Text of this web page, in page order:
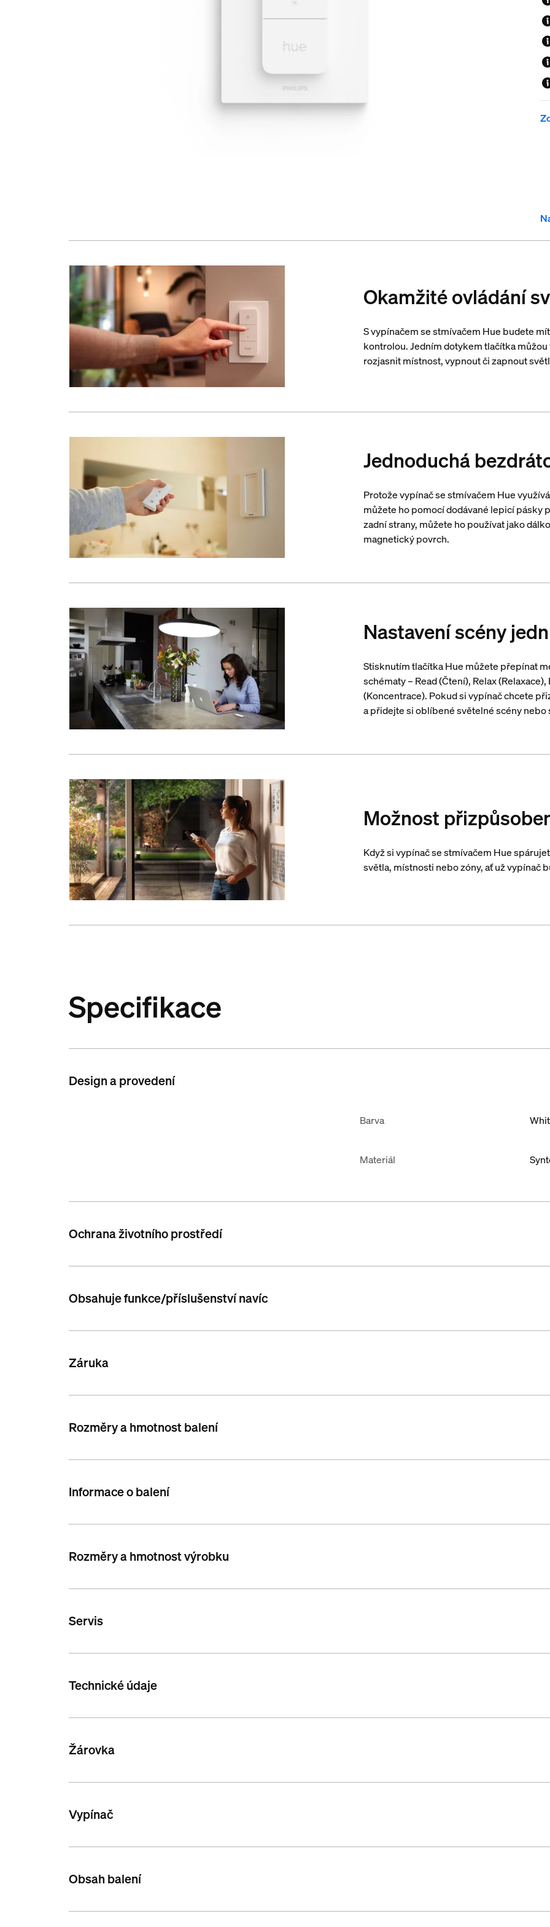
Okamžité ovládání
S vypínačem se stmívačem Hue budete
kontrolou. Jedním dotykem tlačítka
rozjasnit místnost, vypnout či zapnout
Jednoduchá
Protože vypínač se stmívačem Hue
můžete ho pomocí dodávané lepicí pásky
zadní strany, můžete ho používat jako
magnetický povrch.
Nastavení scény
Stisknutím tlačítka Hue můžete přepínat
schématy – Read (Čtení), Relax
(Koncentrace). Pokud si vypínač chcete
a přidejte si oblíbené světelné scény
Možnost
Když si vypínač se stmívačem Hue
světla, místnosti nebo zóny, ať už vypínač
Specifikace
Design a provedení
Barva
Materiál
Ochrana životního prostředí
Obsahuje funkce/příslušenství navíc
Záruka
Rozměry a hmotnost balení
Informace o balení
Rozměry a hmotnost výrobku
Servis
Technické údaje
Žárovka
Vypínač
Obsah balení